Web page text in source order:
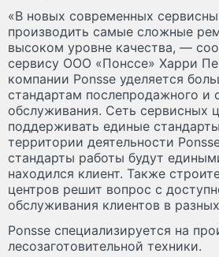
«В новых современных
производить самые сложные
высоком уровне качества, —
сервису ООО «Понссе» Харри
компании Ponsse уделяется
стандартам послепродажного и
обслуживания. Сеть сервисных
поддерживать единые
территории деятельности
стандарты работы будут
находился клиент. Также
центров решит вопрос с
обслуживания клиентов в
Ponsse специализируется на
лесозаготовительной техники.